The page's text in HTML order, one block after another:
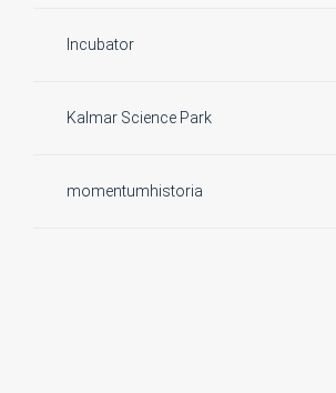
Incubator
Kalmar Science Park
momentumhistoria